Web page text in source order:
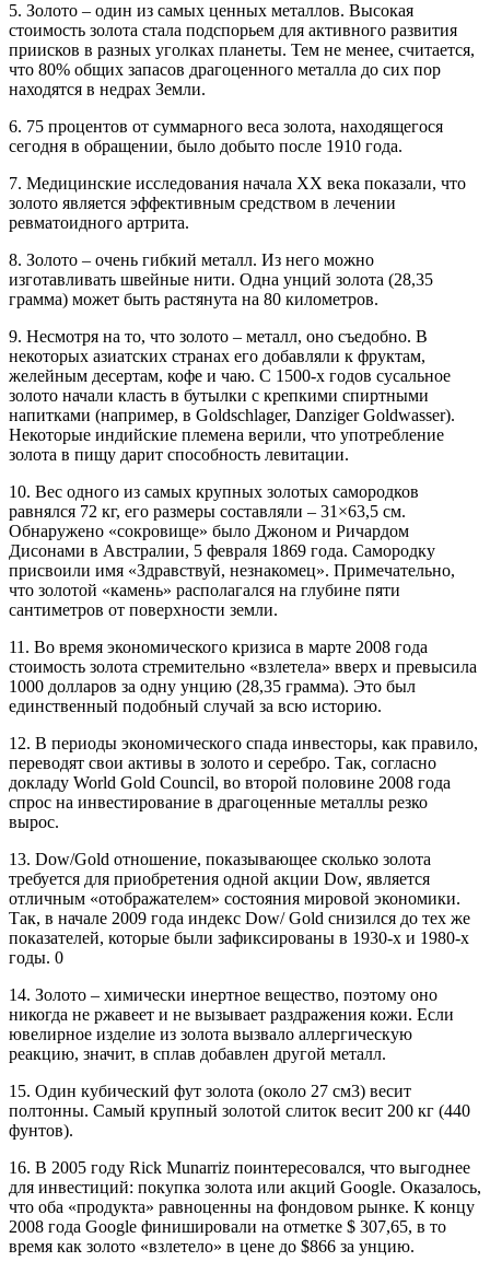
5. Золото – один из самых ценных металлов. Высокая
стоимость золота стала подспорьем для активного развития
приисков в разных уголках планеты. Тем не менее, считается,
что 80% общих запасов драгоценного металла до сих пор
находятся в недрах Земли.
6. 75 процентов от суммарного веса золота, находящегося
сегодня в обращении, было добыто после 1910 года.
7. Медицинские исследования начала ХХ века показали, что
золото является эффективным средством в лечении
ревматоидного артрита.
8. Золото – очень гибкий металл. Из него можно
изготавливать швейные нити. Одна унций золота (28,35
грамма) может быть растянута на 80 километров.
9. Несмотря на то, что золото – металл, оно съедобно. В
некоторых азиатских странах его добавляли к фруктам,
желейным десертам, кофе и чаю. С 1500-х годов сусальное
золото начали класть в бутылки с крепкими спиртными
напитками (например, в Goldschlager, Danziger Goldwasser).
Некоторые индийские племена верили, что употребление
золота в пищу дарит способность левитации.
10. Вес одного из самых крупных золотых самородков
равнялся 72 кг, его размеры составляли – 31×63,5 см.
Обнаружено «сокровище» было Джоном и Ричардом
Дисонами в Австралии, 5 февраля 1869 года. Самородку
присвоили имя «Здравствуй, незнакомец». Примечательно,
что золотой «камень» располагался на глубине пяти
сантиметров от поверхности земли.
11. Во время экономического кризиса в марте 2008 года
стоимость золота стремительно «взлетела» вверх и превысила
1000 долларов за одну унцию (28,35 грамма). Это был
единственный подобный случай за всю историю.
12. В периоды экономического спада инвесторы, как правило,
переводят свои активы в золото и серебро. Так, согласно
докладу World Gold Council, во второй половине 2008 года
спрос на инвестирование в драгоценные металлы резко
вырос.
13. Dow/Gold отношение, показывающее сколько золота
требуется для приобретения одной акции Dow, является
отличным «отображателем» состояния мировой экономики.
Так, в начале 2009 года индекс Dow/ Gold снизился до тех же
показателей, которые были зафиксированы в 1930-х и 1980-х
годы. 0
14. Золото – химически инертное вещество, поэтому оно
никогда не ржавеет и не вызывает раздражения кожи. Если
ювелирное изделие из золота вызвало аллергическую
реакцию, значит, в сплав добавлен другой металл.
15. Один кубический фут золота (около 27 см3) весит
полтонны. Самый крупный золотой слиток весит 200 кг (440
фунтов).
16. В 2005 году Rick Munarriz поинтересовался, что выгоднее
для инвестиций: покупка золота или акций Google. Оказалось,
что оба «продукта» равноценны на фондовом рынке. К концу
2008 года Google финишировали на отметке $ 307,65, в то
время как золото «взлетело» в цене до $866 за унцию.